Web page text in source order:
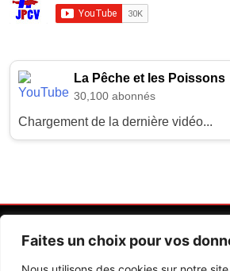
Faites un choix pour vos
La Pêche et les Poissons
30,100 abonnés
Chargement de la dernière vidéo...